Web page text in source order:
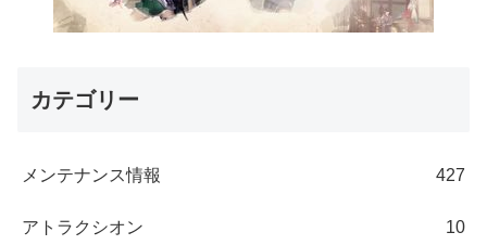
カテゴリー
メンテナンス情報 427
アトラクシオン 10